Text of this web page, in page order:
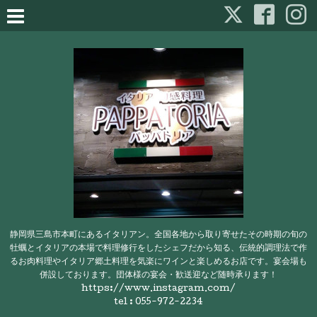
静岡県三島市本町にあるイタリアン。全国各地から取り寄せたその時期の旬の
牡蠣とイタリアの本場で料理修行をしたシェフだから知る、伝統的調理法で作
るお肉料理やイタリア郷土料理を気楽にワインと楽しめるお店です。宴会場も
併設しております。団体様の宴会・歓送迎など随時承ります！
https://www.instagram.com/
tel : 055-972-2234